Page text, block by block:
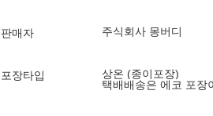
판매자 주식회사 몽버디
포장타입
상온 (종이포장)
택배배송은 에코 포장